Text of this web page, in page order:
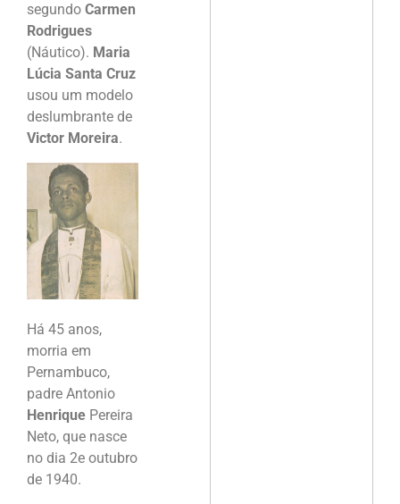
segundo Carmen
Rodrigues
(Náutico). Maria
Lúcia Santa Cruz
usou um modelo
deslumbrante de
Victor Moreira.
Há 45 anos,
morria em
Pernambuco,
padre Antonio
Henrique Pereira
Neto, que nasce
no dia 2e outubro
de 1940.